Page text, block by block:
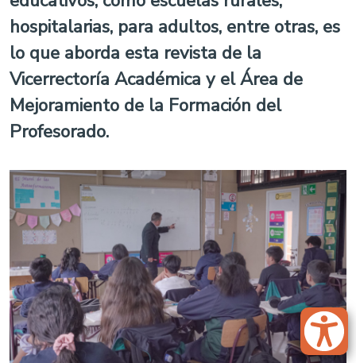
hospitalarias, para adultos, entre otras, es
lo que aborda esta revista de la
Vicerrectoría Académica y el Área de
Mejoramiento de la Formación del
Profesorado.